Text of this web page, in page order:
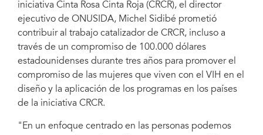
iniciativa Cinta Rosa Cinta Roja (CRCR), el director
ejecutivo de ONUSIDA, Michel Sidibé prometió
contribuir al trabajo catalizador de CRCR, incluso a
través de un compromiso de 100.000 dólares
estadounidenses durante tres años para promover el
compromiso de las mujeres que viven con el VIH en el
diseño y la aplicación de los programas en los países
de la iniciativa CRCR.
"En un enfoque centrado en las personas podemos